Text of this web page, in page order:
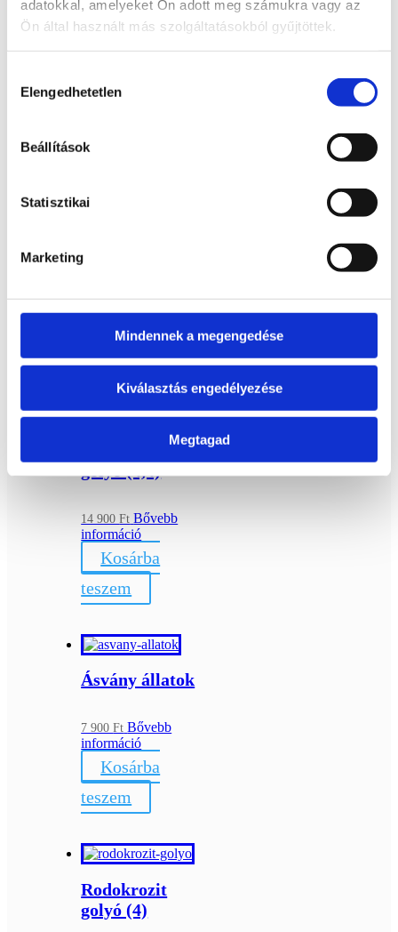
adatokkal, amelyeket Ön adott meg számukra vagy az
Ön által használt más szolgáltatásokból gyűjtöttek.
kiválasztása
Elengedhetetlen
Beállítások
Statisztikai
Marketing
Mindennek a megengedése
Kiválasztás engedélyezése
Megtagad
Természetes, egyedi darabok
Ideális spirituális és dekorációs
Két darabos kiszerelés – ajándéknak is
Ez a
eredeti szépségét és különleges energiáját.
Kapcsolódó termékek
Érdekelhetnek még…
Kapcsolódó termékek
14 900Ft Bővebb
információ
Kosárba
teszem
Ásvány állatok
7 900Ft Bővebb
információ
Kosárba
teszem
Rodokrozit
golyó (4)